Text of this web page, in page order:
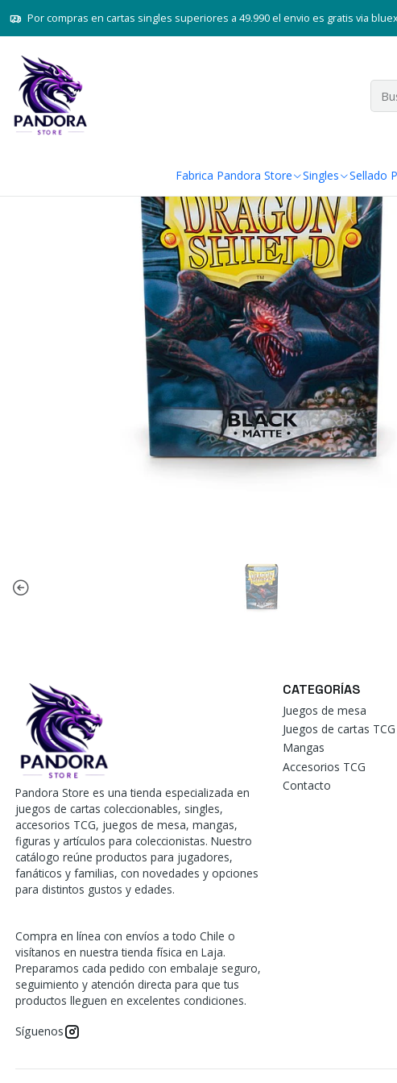
Fabrica Pandora Store Singles Sellado
Por compras en cartas singles superiores a 49.990 el envio es gratis via
Inicio Juegos de cartas TCG
Pandora Store es una tienda especializada en
juegos de cartas coleccionables, singles,
accesorios TCG, juegos de mesa, mangas,
figuras y artículos para coleccionistas. Nuestro
catálogo reúne productos para jugadores,
fanáticos y familias, con novedades y opciones
para distintos gustos y edades.
Compra en línea con envíos a todo Chile o
visítanos en nuestra tienda física en Laja.
Preparamos cada pedido con embalaje seguro,
seguimiento y atención directa para que tus
productos lleguen en excelentes condiciones.
Síguenos
CATEGORÍAS
Juegos de mesa
Juegos de cartas TCG
Mangas
Accesorios TCG
Contacto